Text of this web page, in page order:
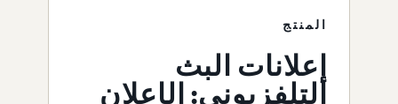
المنتج
إعلانات البث
التلفزيوني: الإعلان